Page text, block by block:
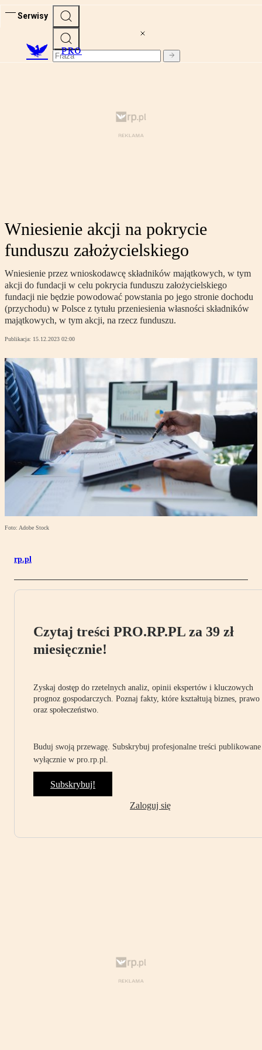
Serwisy
PRO
Wniesienie akcji na pokrycie
funduszu założycielskiego
Wniesienie przez wnioskodawcę składników majątkowych, w tym
akcji do fundacji w celu pokrycia funduszu założycielskiego
fundacji nie będzie powodować powstania po jego stronie dochodu
(przychodu) w Polsce z tytułu przeniesienia własności składników
majątkowych, w tym akcji, na rzecz funduszu.
Publikacja: 15.12.2023 02:00
Foto: Adobe Stock
rp.pl
Czytaj treści PRO.RP.PL za 39 zł
miesięcznie!
Zyskaj dostęp do rzetelnych analiz, opinii ekspertów i kluczowych
prognoz gospodarczych. Poznaj fakty, które kształtują biznes, prawo
oraz społeczeństwo.
Buduj swoją przewagę. Subskrybuj profesjonalne treści publikowane
wyłącznie w pro.rp.pl.
Subskrybuj!
Zaloguj się